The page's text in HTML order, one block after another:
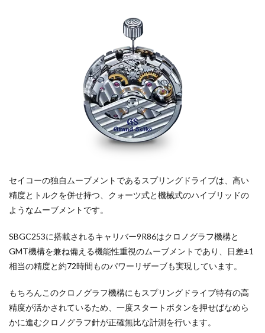
セイコーの独自ムーブメントであるスプリングドライブは、高い
精度とトルクを併せ持つ、クォーツ式と機械式のハイブリッドの
ようなムーブメントです。
SBGC253に搭載されるキャリバー9R86はクロノグラフ機構と
GMT機構を兼ね備える機能性重視のムーブメントであり、日差±1
相当の精度と約72時間ものパワーリザーブも実現しています。
もちろんこのクロノグラフ機構にもスプリングドライブ特有の高
精度が活かされているため、一度スタートボタンを押せばなめら
かに進むクロノグラフ針が正確無比な計測を行います。